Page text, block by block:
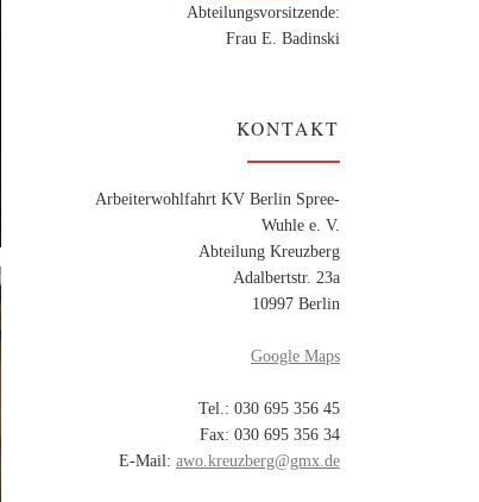
Abteilungsvorsitzende:
Frau E. Badinski
KONTAKT
Arbeiterwohlfahrt KV Berlin Spree-
Wuhle e. V.
Abteilung Kreuzberg
Adalbertstr. 23a
10997 Berlin
Google Maps
Tel.: 030 695 356 45
Fax: 030 695 356 34
E-Mail: awo.kreuzberg@gmx.de